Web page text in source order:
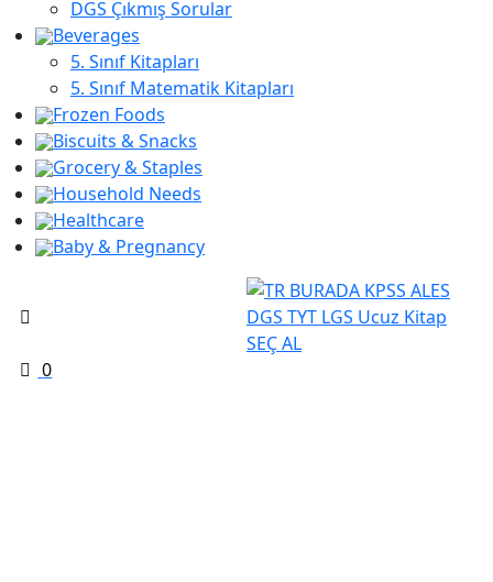
DGS Çıkmış Sorular
Beverages
5. Sınıf Kitapları
5. Sınıf Matematik Kitapları
Frozen Foods
Biscuits & Snacks
Grocery & Staples
Household Needs
Healthcare
Baby & Pregnancy
0